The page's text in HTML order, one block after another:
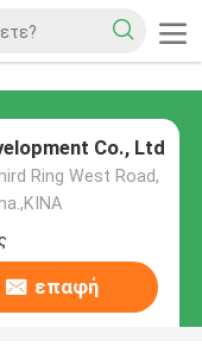
Co., Ltd
Ring West Road,
επαφή